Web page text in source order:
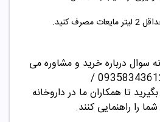
کنید.
درباره خرید و مشاوره می
توانید با این شماره ها 09358343612 /
تا همکاران ما در داروخانه
را راهنمایی کنند.